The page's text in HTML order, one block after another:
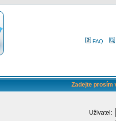
FAQ
Zadejte prosím
Uživatel: